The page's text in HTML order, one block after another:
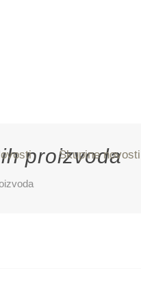
Skupine novosti
proizvoda